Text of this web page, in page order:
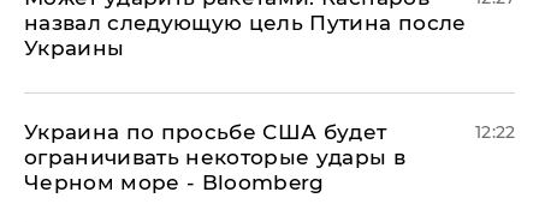
назвал следующую цель Путина после
Украины
Украина по просьбе США будет
ограничивать некоторые удары в
Черном море - Bloomberg
12:22